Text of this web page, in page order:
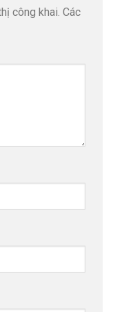
công khai. Các